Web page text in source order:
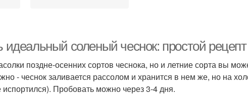
идеальный соленый чеснок: простой рецепт
поздне-осенних сортов чеснока, но и летние сорта вы
- чеснок заливается рассолом и хранится в нем же, но на
испортился). Пробовать можно через 3-4 дня.